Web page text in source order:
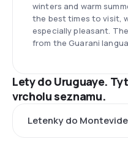
winters and warm
the best times to visit,
especially pleasant.
from the Guarani
Lety do Uruguaye.
vrcholu seznamu.
Letenky do